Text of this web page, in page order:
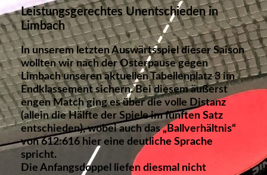
Leistungsgerechtes Unentschieden in
Limbach
In unserem letzten Auswärtsspiel dieser Saison
wollten wir nach der Osterpause gegen
Limbach unseren aktuellen Tabellenplatz 3 im
Endklassement sichern. Bei diesem äußerst
engen Match ging es über die volle Distanz
(allein die Hälfte der Spiele im fünften Satz
entschieden), wobei auch das „Ballverhältnis“
von 612:616 hier eine deutliche Sprache
spricht.
Die Anfangsdoppel liefen diesmal nicht